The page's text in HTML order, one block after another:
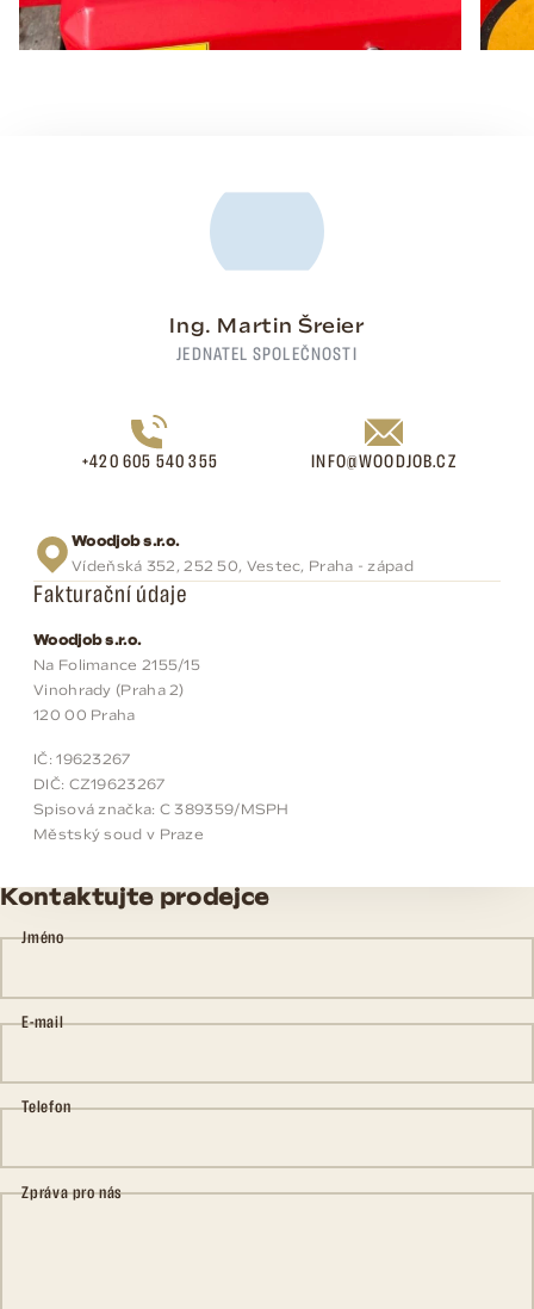
Ing. Martin Šreier
JEDNATEL SPOLEČNOSTI
+420 605 540 355 INFO@WOODJOB.CZ
Woodjob s.r.o.
Vídeňská 352, 252 50, Vestec, Praha - západ
Fakturační údaje
Woodjob s.r.o.
Na Folimance 2155/15
Vinohrady (Praha 2)
120 00 Praha
IČ: 19623267
DIČ: CZ19623267
Spisová značka: C 389359/MSPH
Městský soud v Praze
Kontaktujte prodejce
Jméno
E-mail
Telefon
Zpráva pro nás